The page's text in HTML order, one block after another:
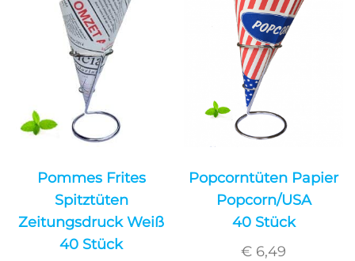
Pommes Frites
Spitztüten
Zeitungsdruck Weiß
40 Stück
Popcorntüten Papier
Popcorn/USA
40 Stück
€ 6,49